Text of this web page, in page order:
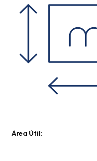
Área Útil: